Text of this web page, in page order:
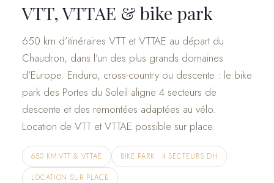
VTT, VTTAE & bike park
650 km d’itinéraires VTT et VTTAE au départ du
Chaudron, dans l’un des plus grands domaines
d’Europe. Enduro, cross-country ou descente : le bike
park des Portes du Soleil aligne 4 secteurs de
descente et des remontées adaptées au vélo.
Location de VTT et VTTAE possible sur place.
650 KM VTT & VTTAE BIKE PARK · 4 SECTEURS DH
LOCATION SUR PLACE